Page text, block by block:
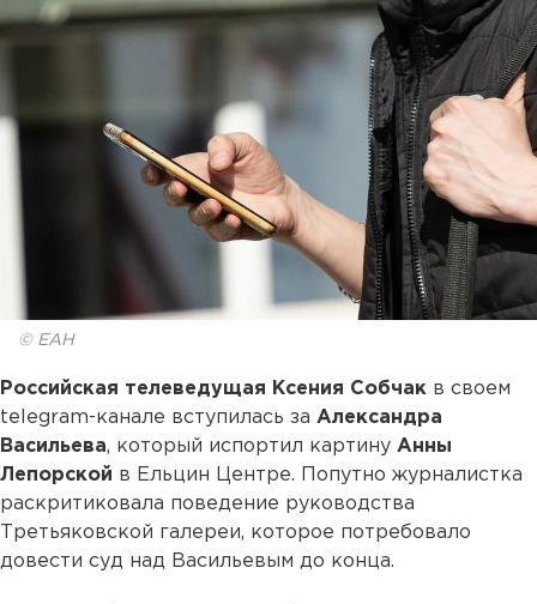
© ЕАН
Российская телеведущая Ксения Собчак в своем
telegram-канале вступилась за Александра
Васильева, который испортил картину Анны
Лепорской в Ельцин Центре. Попутно журналистка
раскритиковала поведение руководства
Третьяковской галереи, которое потребовало
довести суд над Васильевым до конца.